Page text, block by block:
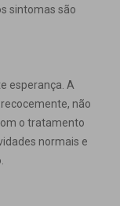
sintomas são
esperança. A
não
o tratamento
normais e